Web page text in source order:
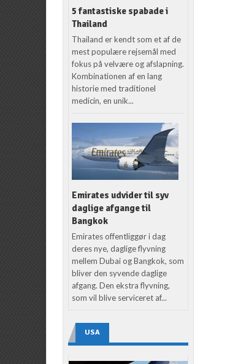
5 fantastiske spabade i
Thailand
Thailand er kendt som et af de
mest populære rejsemål med
fokus på velvære og afslapning.
Kombinationen af en lang
historie med traditionel
medicin, en unik...
Emirates udvider til syv
daglige afgange til
Bangkok
Emirates offentliggør i dag
deres nye, daglige flyvning
mellem Dubai og Bangkok, som
bliver den syvende daglige
afgang. Den ekstra flyvning,
som vil blive serviceret af...
USA